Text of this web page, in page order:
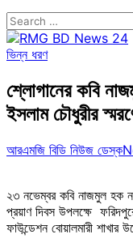
Search
for:
ভিন্ন ধরণ
শ্লোগানের কবি
ইসলাম চৌধুরীর
আরএমজি বিডি নিউজ ডেস্ক
২৩ নভেম্বর কবি নাজমুল হক
প্রয়াণ দিবস উপলক্ষে
ফাউন্ডেশন বোয়ালমারী